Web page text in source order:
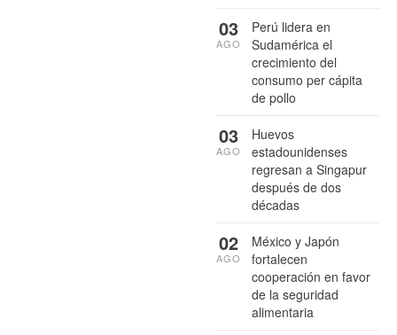
Perú lidera en
Sudamérica el
crecimiento del
consumo per cápita
de pollo
03
AGO
Huevos
estadounidenses
regresan a Singapur
después de dos
décadas
03
AGO
México y Japón
fortalecen
cooperación en favor
de la seguridad
alimentaria
02
AGO